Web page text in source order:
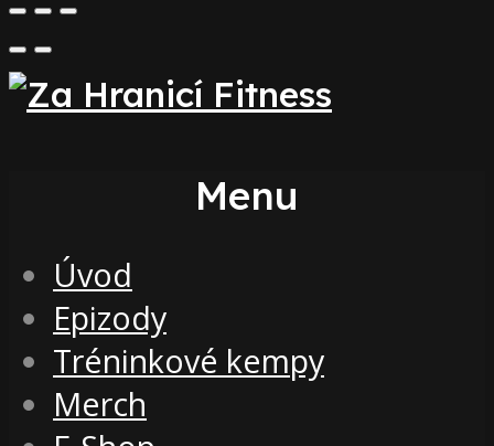
Menu
Úvod
Epizody
Tréninkové kempy
Merch